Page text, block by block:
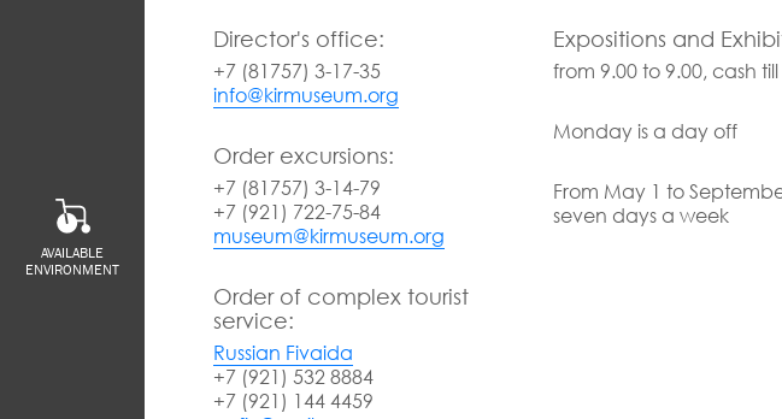
AVAILABLE
ENVIRONMENT
Director's office:
+7 (81757) 3-17-35
info@kirmuseum.org
Order excursions:
+7 (81757) 3-14-79
+7 (921) 722-75-84
museum@kirmuseum.org
Order of complex tourist
service:
Russian Fivaida
+7 (921) 532 8884
+7 (921) 144 4459
Expositions and
from 9.00 to 9.00, cash till
Monday is a day off
From May 1 to
seven days a week